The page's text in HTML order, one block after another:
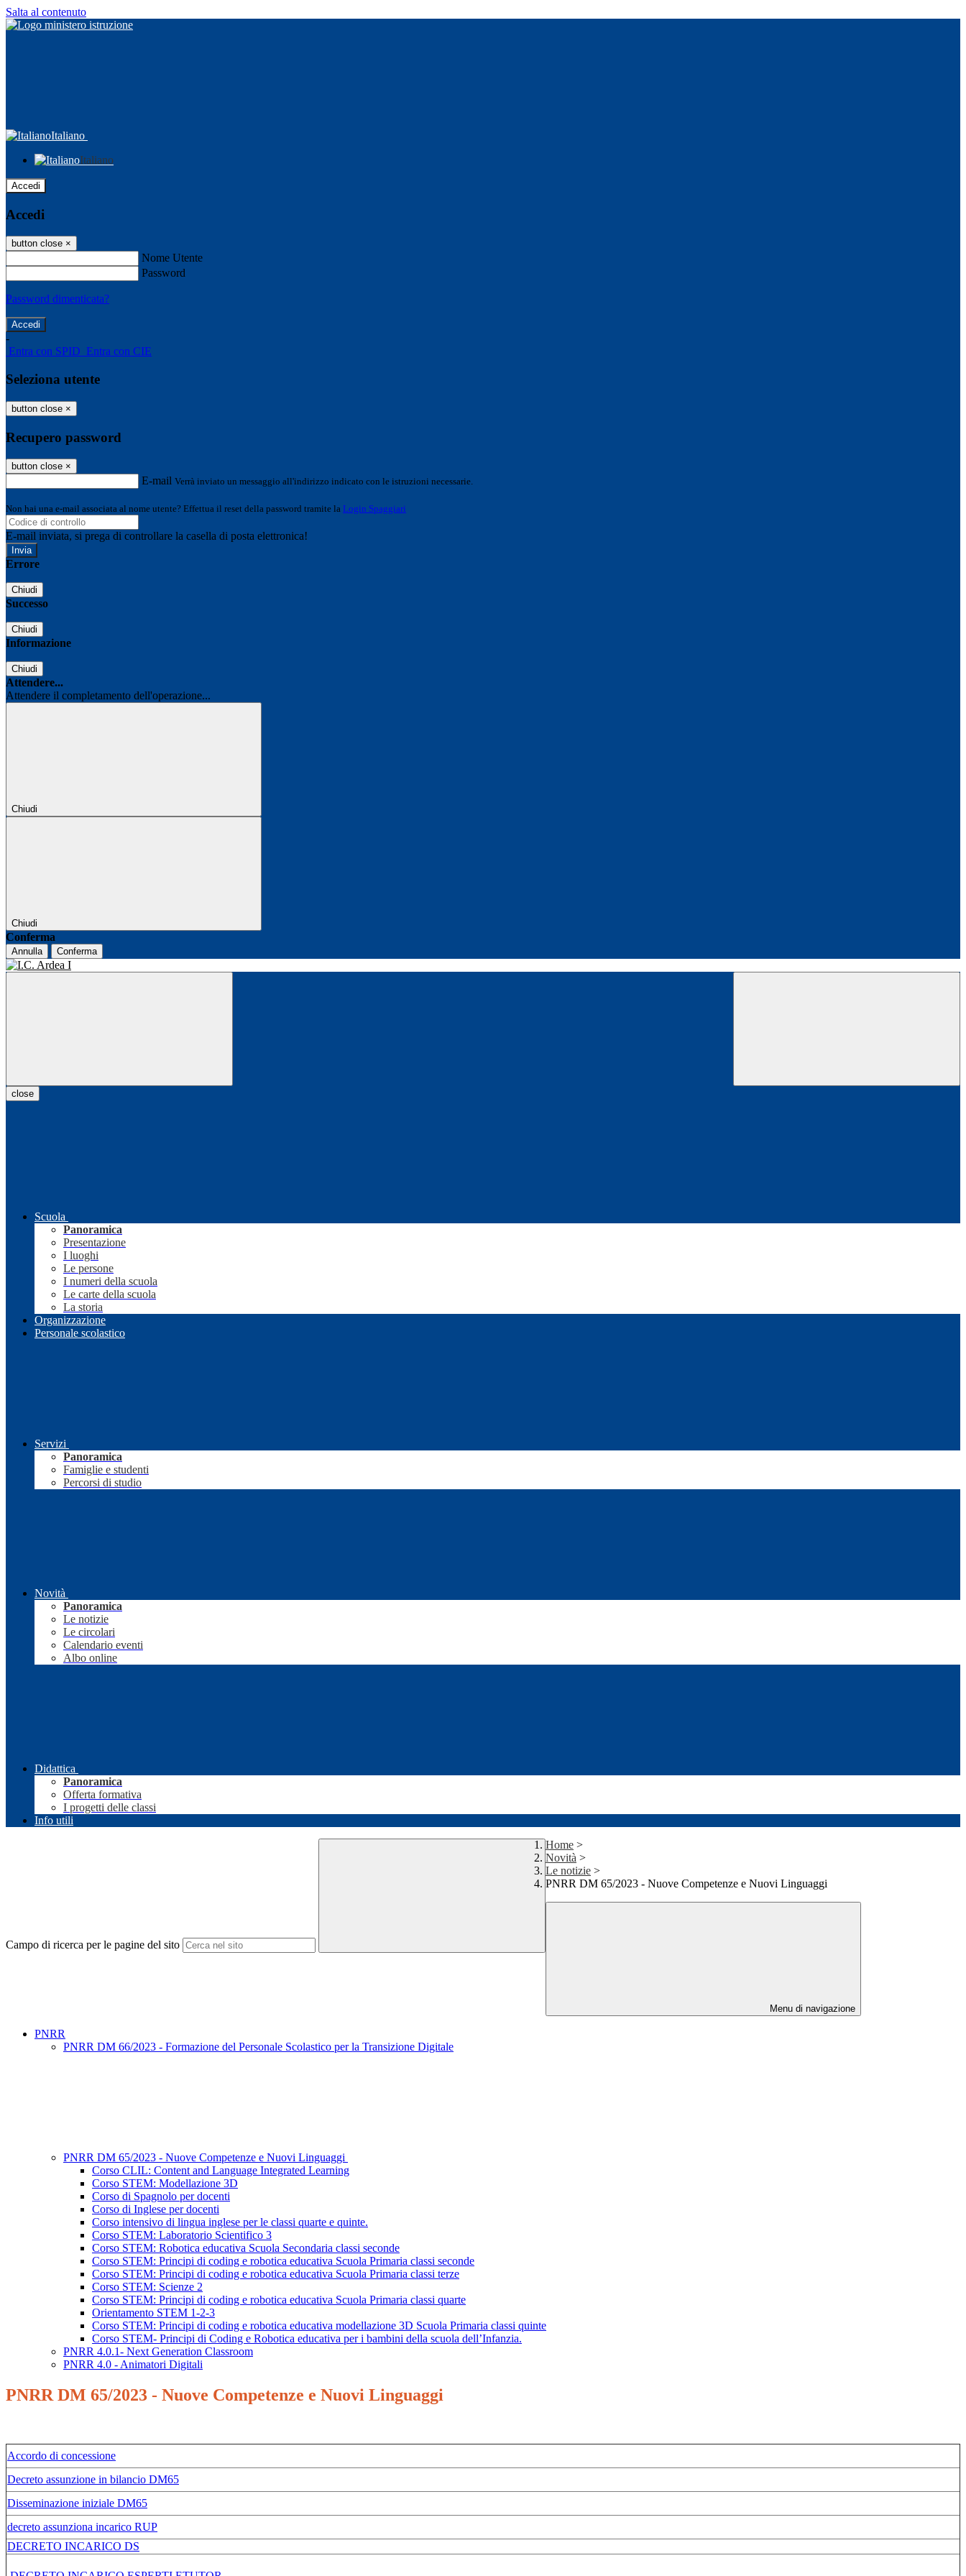
Salta al contenuto
Italiano
Italiano
Accedi
Accedi
button close ×
Nome Utente
Password
Password dimenticata?
-
Entra con SPID Entra con CIE
Seleziona utente
button close ×
Recupero password
button close ×
E-mail Verrà inviato un messaggio all'indirizzo indicato con le istruzioni necessarie.
Non hai una e-mail associata al nome utente? Effettua il reset della password tramite la Login Spaggiari
E-mail inviata, si prega di controllare la casella di posta elettronica!
Errore
Chiudi
Successo
Chiudi
Informazione
Chiudi
Attendere...
Attendere il completamento dell'operazione...
Chiudi
Chiudi
Conferma
Annulla Conferma
close
Scuola
Panoramica
Presentazione
I luoghi
Le persone
I numeri della scuola
Le carte della scuola
La storia
Organizzazione
Personale scolastico
Servizi
Panoramica
Famiglie e studenti
Percorsi di studio
Novità
Panoramica
Le notizie
Le circolari
Calendario eventi
Albo online
Didattica
Panoramica
Offerta formativa
I progetti delle classi
Info utili
Campo di ricerca per le pagine del sito
Home >
Novità >
Le notizie >
PNRR DM 65/2023 - Nuove Competenze e Nuovi Linguaggi
Menu di navigazione
PNRR
PNRR DM 66/2023 - Formazione del Personale Scolastico per la Transizione Digitale
PNRR DM 65/2023 - Nuove Competenze e Nuovi Linguaggi
Corso CLIL: Content and Language Integrated Learning
Corso STEM: Modellazione 3D
Corso di Spagnolo per docenti
Corso di Inglese per docenti
Corso intensivo di lingua inglese per le classi quarte e quinte.
Corso STEM: Laboratorio Scientifico 3
Corso STEM: Robotica educativa Scuola Secondaria classi seconde
Corso STEM: Principi di coding e robotica educativa Scuola Primaria classi seconde
Corso STEM: Principi di coding e robotica educativa Scuola Primaria classi terze
Corso STEM: Scienze 2
Corso STEM: Principi di coding e robotica educativa Scuola Primaria classi quarte
Orientamento STEM 1-2-3
Corso STEM: Principi di coding e robotica educativa modellazione 3D Scuola Primaria classi quinte
Corso STEM- Principi di Coding e Robotica educativa per i bambini della scuola dell’Infanzia.
PNRR 4.0.1- Next Generation Classroom
PNRR 4.0 - Animatori Digitali
PNRR DM 65/2023 - Nuove Competenze e Nuovi Linguaggi
Accordo di concessione
Decreto assunzione in bilancio DM65
Disseminazione iniziale DM65
decreto assunziona incarico RUP
DECRETO INCARICO DS